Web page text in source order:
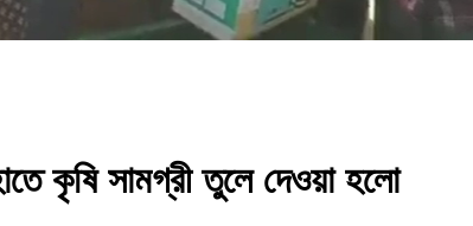
কৃষি সামগ্রী তুলে দেওয়া হলো